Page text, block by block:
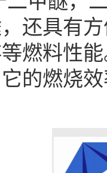
还具有
燃料性
的燃烧